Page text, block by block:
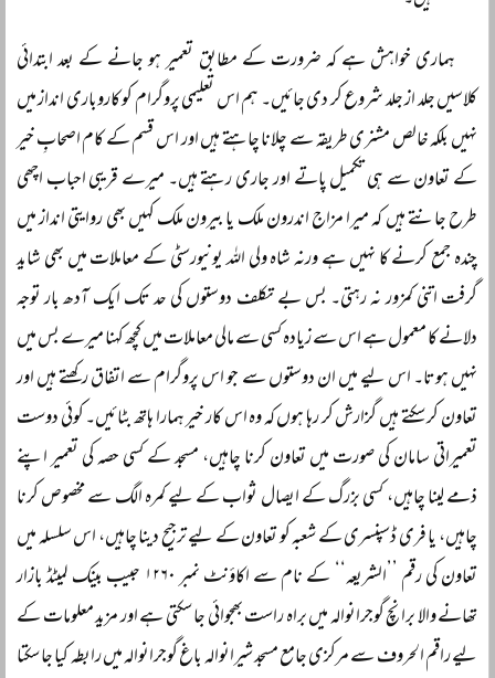
ہماری خواہش ہے کہ ضرورت کے مطابق تعمیر ہو جانے کے بعد ابتدائی
کلاسیں جلد از جلد شروع کر دی جائیں۔ ہم اس تعلیمی پروگرام کو کاروباری انداز میں
نہیں بلکہ خالص مشنری طریقہ سے چلانا چاہتے ہیں اور اس قسم کے کام اصحابِ خیر
کے تعاون سے ہی تکمیل پاتے اور جاری رہتے ہیں۔ میرے قریبی احباب اچھی
طرح جانتے ہیں کہ میرا مزاج اندرون ملک یا بیرون ملک کہیں بھی روایتی انداز میں
چندہ جمع کرنے کا نہیں ہے ورنہ شاہ ولی اللہ یونیورسٹی کے معاملات میں بھی شاید
گرفت اتنی کمزور نہ رہتی۔ بس بے تکلف دوستوں کی حد تک ایک آدھ بار توجہ
دلانے کا معمول ہے اس سے زیادہ کسی سے مالی معاملات میں کچھ کہنا میرے بس میں
نہیں ہوتا۔ اس لیے میں ان دوستوں سے جو اس پروگرام سے اتفاق رکھتے ہیں اور
تعاون کر سکتے ہیں گزارش کر رہا ہوں کہ وہ اس کار خیر ہمارا ہاتھ بٹائیں۔ کوئی دوست
تعمیراتی سامان کی صورت میں تعاون کرنا چاہیں، مسجد کے کسی حصہ کی تعمیر اپنے
ذمے لینا چاہیں، کسی بزرگ کے ایصال ثواب کے لیے کمرہ الگ سے مخصوص کرنا
چاہیں، یا فری ڈسپنسری کے شعبہ کو تعاون کے لیے ترجیح دینا چاہیں، اس سلسلہ میں
تعاون کی رقم ’’الشریعہ‘‘ کے نام سے اکاؤنٹ نمبر ۱۲۶۰ حبیب بینک لمیٹڈ بازار
تھانے والا برانچ گوجرانوالہ میں براہ راست بھجوائی جا سکتی ہے اور مزید معلومات کے
لیے راقم الحروف سے مرکزی جامع مسجد شیرانوالہ باغ گوجرانوالہ میں رابطہ کیا جا سکتا